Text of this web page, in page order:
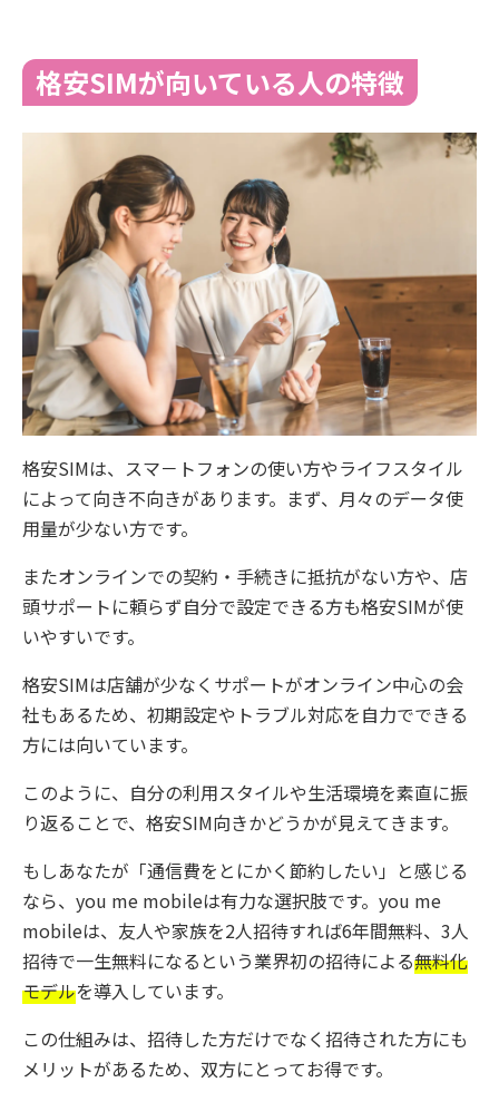
格安SIMが向いている人の特徴
格安SIMは、スマ－トフォンの使い方やライフスタイル
によって向き不向きがあります。まず、月々のデータ使
用量が少ない方です。
またオンラインでの契約・手続きに抵抗がない方や、店
頭サポートに頼らず自分で設定できる方も格安SIMが使
いやすいです。
格安SIMは店舗が少なくサポートがオンライン中心の会
社もあるため、初期設定やトラブル対応を自力でできる
方には向いています。
このように、自分の利用スタイルや生活環境を素直に振
り返ることで、格安SIM向きかどうかが見えてきます。
もしあなたが「通信費をとにかく節約したい」と感じる
なら、you me mobileは有力な選択肢です。you me
mobileは、友人や家族を2人招待すれば6年間無料、3人
招待で一生無料になるという業界初の招待による無料化
モデルを導入しています。
この仕組みは、招待した方だけでなく招待された方にも
メリットがあるため、双方にとってお得です。